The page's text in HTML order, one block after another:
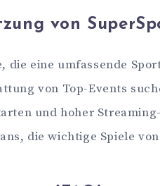
von
die eine umfassende
von Top-Events
und hoher
die wichtige Spiele